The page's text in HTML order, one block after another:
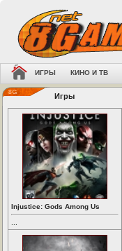
ИГРЫ КИНО И ТВ
Игры
Injustice: Gods Among Us